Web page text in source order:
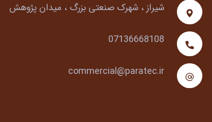
شیراز ، شهرک صنعتی بزرگ ، میدان پژوهش
07136668108
commercial@paratec.ir